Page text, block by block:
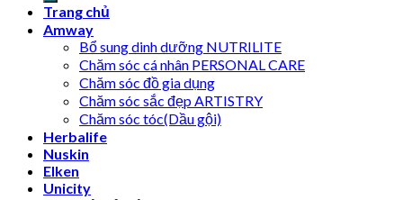
Trang chủ
Amway
Bổ sung dinh dưỡng NUTRILITE
Chăm sóc cá nhân PERSONAL CARE
Chăm sóc đồ gia dụng
Chăm sóc sắc đẹp ARTISTRY
Chăm sóc tóc(Dầu gội)
Herbalife
Nuskin
Elken
Unicity